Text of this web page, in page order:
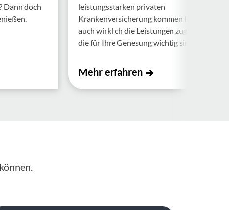
Dann doch
leistungsstarken privaten
Krankenversicherung kommen Ihnen
auch wirklich die Leistungen zugute,
die für Ihre Genesung wichtig sind.
Mehr erfahren